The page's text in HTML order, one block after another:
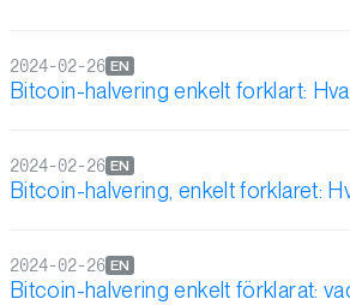
Bitcoin-halvering enkelt forklart:
EN
2024-02-26
Bitcoin-halvering, enkelt forklaret:
EN
2024-02-26
Bitcoin-halvering enkelt förklarat:
EN
2024-02-26